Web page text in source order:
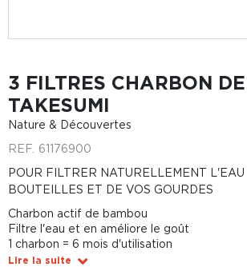
3 FILTRES CHARBON
TAKESUMI
Nature & Découvertes
REF. 61176900
POUR FILTRER NATURELLEMENT L'EAU
BOUTEILLES ET DE VOS GOURDES
Charbon actif de bambou
Filtre l'eau et en améliore le goût
1 charbon = 6 mois d'utilisation
Lire la suite